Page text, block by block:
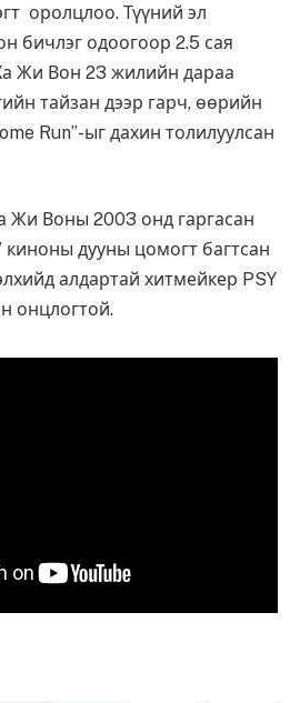
оролцлоо. Түүний эл
бичлэг одоогоор 2.5 сая
Жи Вон 23 жилийн дараа
тайзан дээр гарч, өөрийн
Run”-ыг дахин толилуулсан
Жи Воны 2003 онд гаргасан
киноны дууны цомогт багтсан
алдартай хитмейкер PSY
онцлогтой.